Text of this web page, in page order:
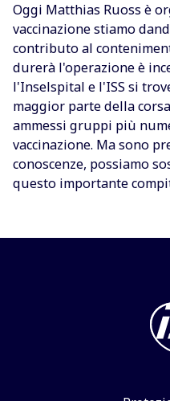
Oggi Matthias Ruoss è
vaccinazione stiamo
contributo al
durerà l'operazione è
l'Inselspital e l'ISS si
maggior parte della
ammessi gruppi più
vaccinazione. Ma sono
conoscenze, possiamo
questo importante